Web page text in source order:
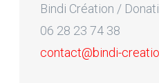
Bindi Création /
06 28 23 74 38
contact@bindi-